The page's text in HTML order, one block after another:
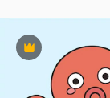
Premium